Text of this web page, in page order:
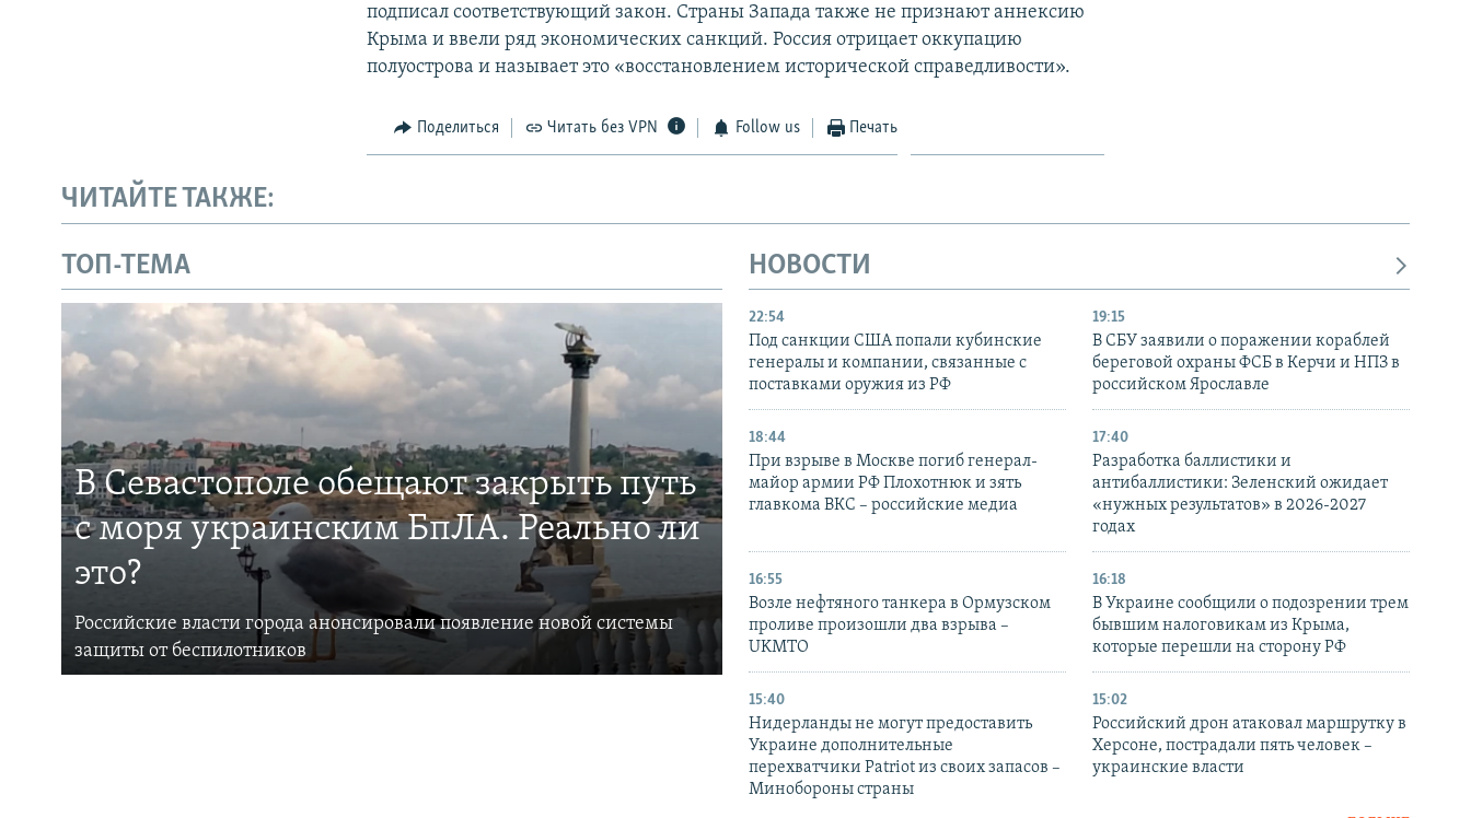
подписал соответствующий закон. Страны Запада также не признают аннексию
Крыма и ввели ряд экономических санкций. Россия отрицает оккупацию
полуострова и называет это «восстановлением исторической справедливости».
Поделиться Читать без VPN Follow us Печать
ЧИТАЙТЕ ТАКЖЕ:
ТОП-ТЕМА
В Севастополе обещают закрыть путь
с моря украинским БпЛА. Реально ли
это?
Российские власти города анонсировали появление новой системы
защиты от беспилотников
НОВОСТИ
22:54
Под санкции США попали кубинские
генералы и компании, связанные с
поставками оружия из РФ
19:15
В СБУ заявили о поражении кораблей
береговой охраны ФСБ в Керчи и НПЗ в
российском Ярославле
18:44
При взрыве в Москве погиб генерал-
майор армии РФ Плохотнюк и зять
главкома ВКС – российские медиа
17:40
Разработка баллистики и
антибаллистики: Зеленский ожидает
«нужных результатов» в 2026-2027
годах
16:55
Возле нефтяного танкера в Ормузском
проливе произошли два взрыва –
UKMTO
16:18
В Украине сообщили о подозрении трем
бывшим налоговикам из Крыма,
которые перешли на сторону РФ
15:40
Нидерланды не могут предоставить
Украине дополнительные
перехватчики Patriot из своих запасов –
Минобороны страны
15:02
Российский дрон атаковал маршрутку в
Херсоне, пострадали пять человек –
украинские власти